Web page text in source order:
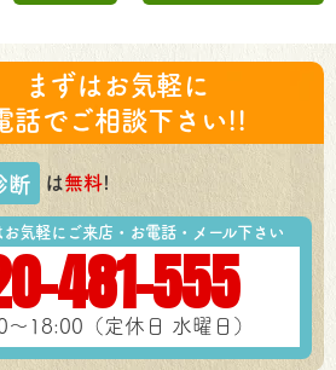
まずはお気軽に
話でご相談下さい!!
断 は無料!
気軽にご来店・お電話・メール下さい
481-555
18:00（定休日 水曜日）